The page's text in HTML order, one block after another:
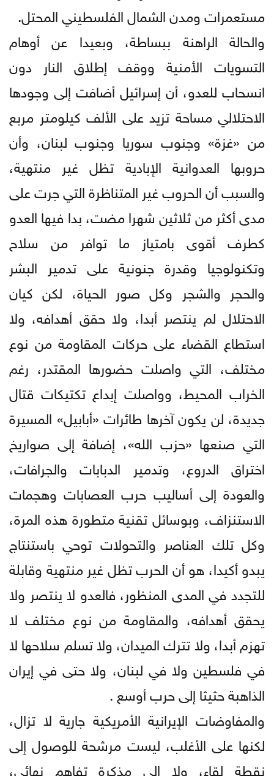
مستعمرات ومدن الشمال الفلسطيني المحتل.
والحالة الراهنة ببساطة، وبعيدا عن أوهام
التسويات الأمنية ووقف إطلاق النار دون
انسحاب للعدو، أن إسرائيل أضافت إلى وجودها
الاحتلالي مساحة تزيد على الألف كيلومتر مربع
من «غزة» وجنوب سوريا وجنوب لبنان، وأن
حروبها العدوانية الإبادية تظل غير منتهية،
والسبب أن الحروب غير المتناظرة التي جرت على
مدى أكثر من ثلاثين شهرا مضت، بدا فيها العدو
كطرف أقوى بامتياز ما توافر من سلاح
وتكنولوجيا وقدرة جنونية على تدمير البشر
والحجر والشجر وكل صور الحياة، لكن كيان
الاحتلال لم ينتصر أبدا، ولا حقق أهدافه، ولا
استطاع القضاء على حركات المقاومة من نوع
مختلف، التي واصلت حضورها المقتدر، رغم
الخراب المحيط، وواصلت إبداع تكتيكات قتال
جديدة، لن يكون آخرها طائرات «أبابيل» المسيرة
التي صنعها «حزب الله»، إضافة إلى صواريخ
اختراق الدروع، وتدمير الدبابات والجرافات،
والعودة إلى أساليب حرب العصابات وهجمات
الاستنزاف، وبوسائل تقنية متطورة هذه المرة،
وكل تلك العناصر والتحولات توحي باستنتاج
يبدو أكيدا، هو أن الحرب تظل غير منتهية وقابلة
للتجدد في المدى المنظور، فالعدو لا ينتصر ولا
يحقق أهدافه، والمقاومة من نوع مختلف لا
تهزم أبدا، ولا تترك الميدان، ولا تسلم سلاحها لا
في فلسطين ولا في لبنان، ولا حتى في إيران
الذاهبة حثيثا إلى حرب أوسع .
والمفاوضات الإيرانية الأمريكية جارية لا تزال،
لكنها على الأغلب، ليست مرشحة للوصول إلى
نقطة لقاء، ولا إلى مذكرة تفاهم نهائي،